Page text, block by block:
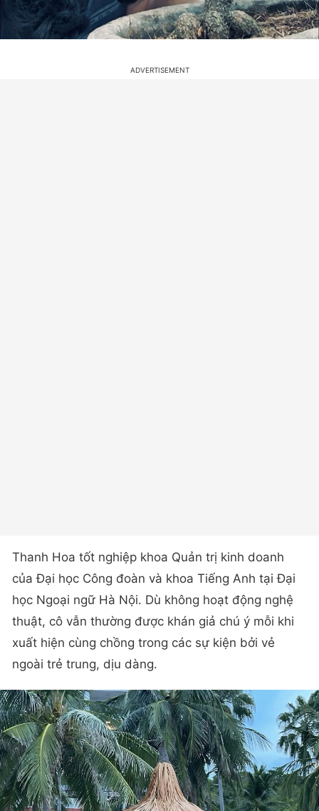
Thanh Hoa tốt nghiệp khoa Quản trị kinh doanh
của Đại học Công đoàn và khoa Tiếng Anh tại Đại
học Ngoại ngữ Hà Nội. Dù không hoạt động nghệ
thuật, cô vẫn thường được khán giả chú ý mỗi khi
xuất hiện cùng chồng trong các sự kiện bởi vẻ
ngoài trẻ trung, dịu dàng.